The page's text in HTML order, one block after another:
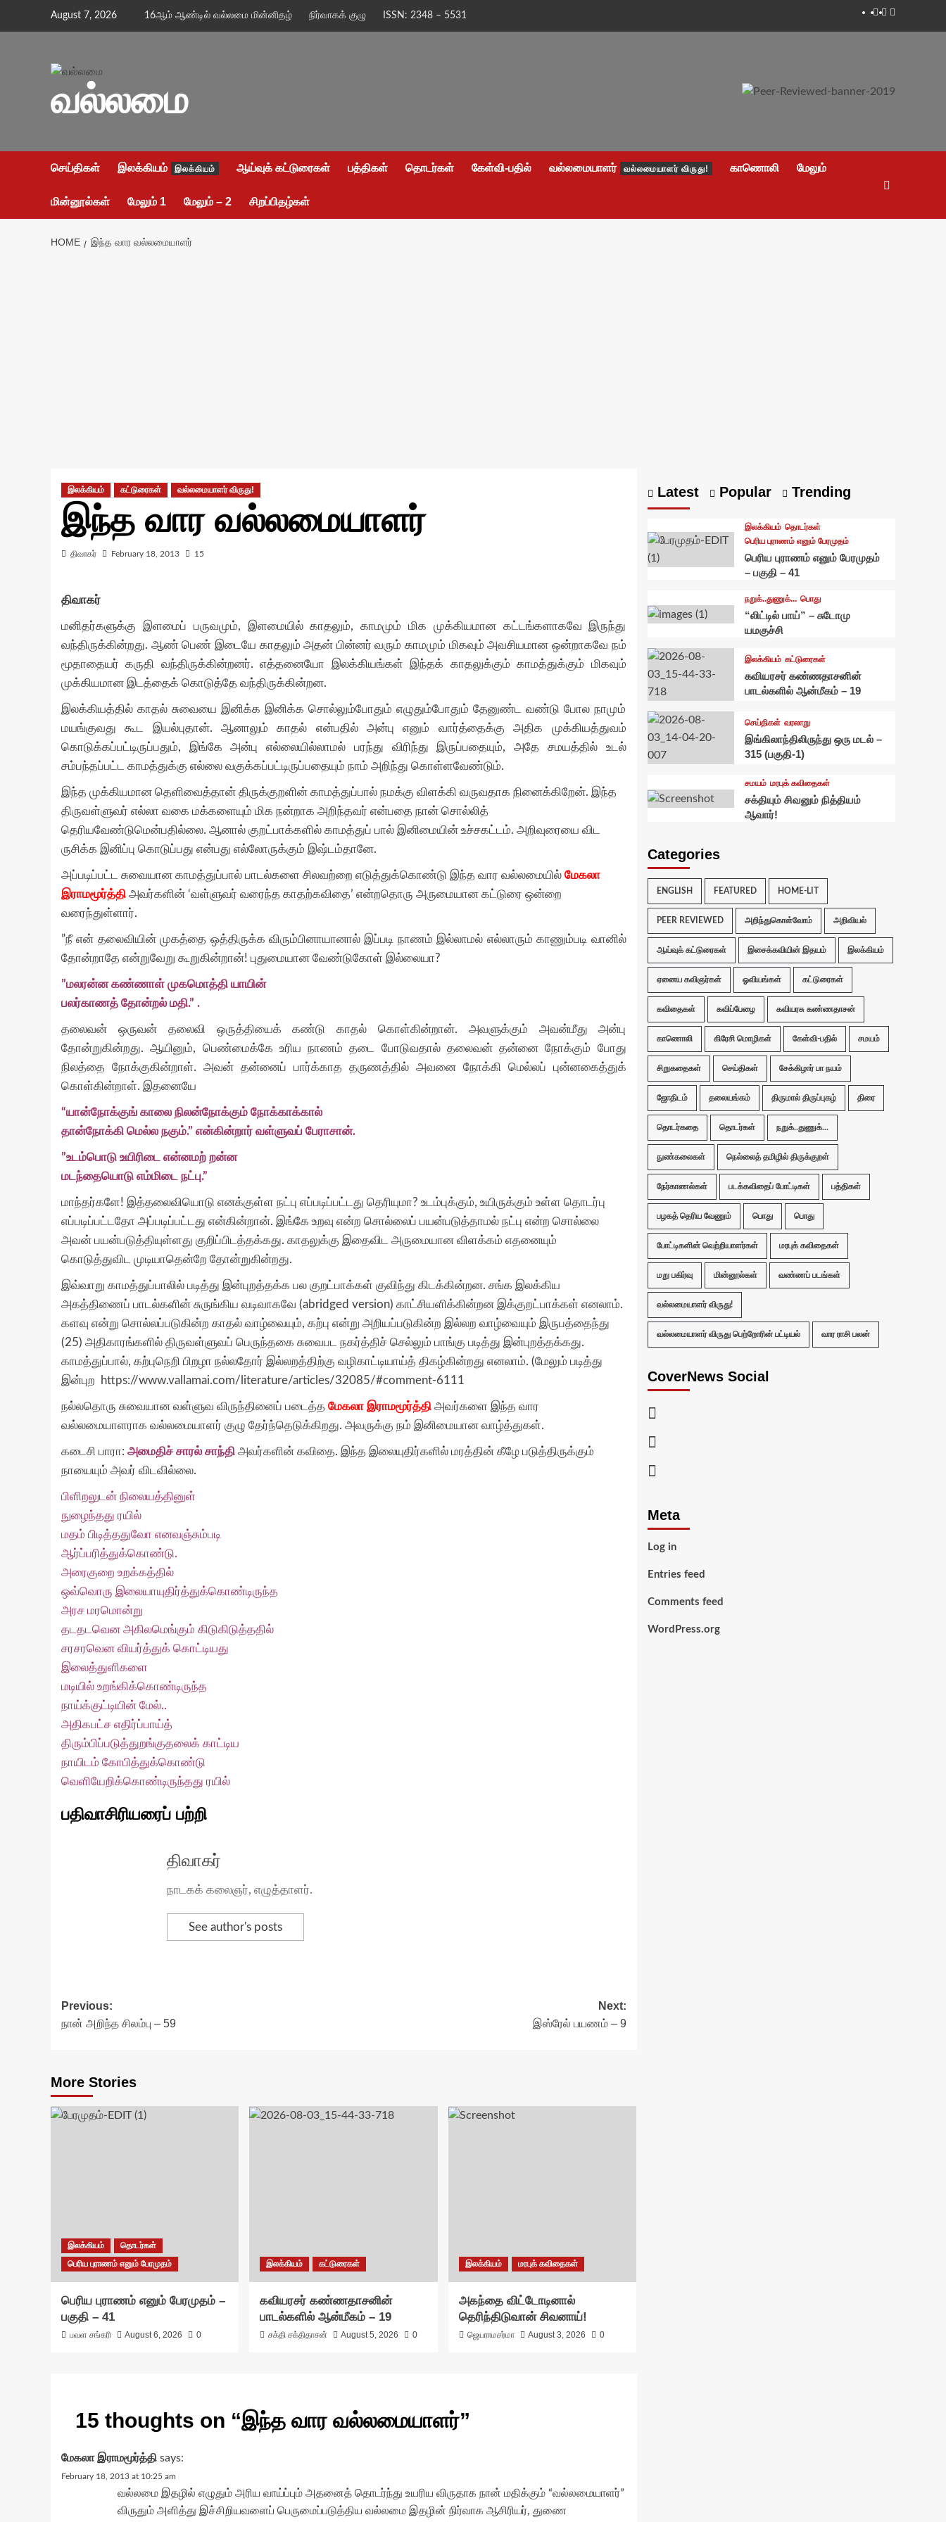
August 7, 2026 16ஆம் ஆண்டில் வல்லமை மின்னிதழ் நிர்வாகக் குழு ISSN: 2348 – 5531 Facebook
Twitter
Youtube
வல்லமை
செய்திகள் இலக்கியம் இலக்கியம் ஆய்வுக் கட்டுரைகள் பத்திகள் தொடர்கள் கேள்வி-பதில் வல்லமையாளர் வல்லமையாளர் விருது! காணொலி மேலும்
மின்னூல்கள் மேலும் 1 மேலும் – 2 சிறப்பிதழ்கள்
HOME இந்த வார வல்லமையாளர்
இலக்கியம் கட்டுரைகள் வல்லமையாளர் விருது!
இந்த வார வல்லமையாளர்
திவாகர் February 18, 2013 15
திவாகர்
மனிதர்களுக்கு இளமைப் பருவமும், இளமையில் காதலும், காமமும் மிக முக்கியமான கட்டங்களாகவே இருந்து
வந்திருக்கின்றது. ஆண் பெண் இடையே காதலும் அதன் பின்னர் வரும் காமமும் மிகவும் அவசியமான ஒன்றாகவே நம்
மூதாதையர் கருதி வந்திருக்கின்றனர். எத்தனையோ இலக்கியங்கள் இந்தக் காதலுக்கும் காமத்துக்கும் மிகவும்
முக்கியமான இடத்தைக் கொடுத்தே வந்திருக்கின்றன.
இலக்கியத்தில் காதல் சுவையை இனிக்க இனிக்க சொல்லும்போதும் எழுதும்போதும் தேனுண்ட வண்டு போல நாமும்
மயங்குவது கூட இயல்புதான். ஆனாலும் காதல் என்பதில் அன்பு எனும் வார்த்தைக்கு அதிக முக்கியத்துவம்
கொடுக்கப்பட்டிருப்பதும், இங்கே அன்பு எல்லையில்லாமல் பரந்து விரிந்து இருப்பதையும், அதே சமயத்தில் உடல்
சம்பந்தப்பட்ட காமத்துக்கு எல்லை வகுக்கப்பட்டிருப்பதையும் நாம் அறிந்து கொள்ளவேண்டும்.
இந்த முக்கியமான தெளிவைத்தான் திருக்குறளின் காமத்துப்பால் நமக்கு விளக்கி வருவதாக நினைக்கிறேன். இந்த
திருவள்ளுவர் எல்லா வகை மக்களையும் மிக நன்றாக அறிந்தவர் என்பதை நான் சொல்லித்
தெரியவேண்டுமென்பதில்லை. ஆனால் குறட்பாக்களில் காமத்துப் பால் இனிமையின் உச்சகட்டம். அறிவுரையை விட
ருசிக்க இனிப்பு கொடுப்பது என்பது எல்லோருக்கும் இஷ்டம்தானே.
அப்படிப்பட்ட சுவையான காமத்துப்பால் பாடல்களை சிலவற்றை எடுத்துக்கொண்டு இந்த வார வல்லமையில் மேகலா
இராமமூர்த்தி அவர்களின் ‘வள்ளுவர் வரைந்த காதற்கவிதை’ என்றதொரு அருமையான கட்டுரை ஒன்றை
வரைந்துள்ளார்.
”நீ என் தலைவியின் முகத்தை ஒத்திருக்க விரும்பினாயானால் இப்படி நாணம் இல்லாமல் எல்லாரும் காணும்படி வானில்
தோன்றாதே என்றுவேறு கூறுகின்றான்! புதுமையான வேண்டுகோள் இல்லையா?
”மலரன்ன கண்ணாள் முகமொத்தி யாயின்
பலர்காணத் தோன்றல் மதி.” .
தலைவன் ஒருவன் தலைவி ஒருத்தியைக் கண்டு காதல் கொள்கின்றான். அவளுக்கும் அவன்மீது அன்பு
தோன்றுகின்றது. ஆயினும், பெண்மைக்கே உரிய நாணம் தடை போடுவதால் தலைவன் தன்னை நோக்கும் போது
நிலத்தை நோக்குகின்றாள். அவன் தன்னைப் பார்க்காத தருணத்தில் அவனை நோக்கி மெல்லப் புன்னகைத்துக்
கொள்கின்றாள். இதனையே
“யான்நோக்குங் காலை நிலன்நோக்கும் நோக்காக்கால்
தான்நோக்கி மெல்ல நகும்.” என்கின்றார் வள்ளுவப் பேராசான்.
”உடம்பொடு உயிரிடை என்னமற் றன்ன
மடந்தையொடு எம்மிடை நட்பு.”
மாந்தர்களே! இத்தலைவியொடு எனக்குள்ள நட்பு எப்படிப்பட்டது தெரியுமா? உடம்புக்கும், உயிருக்கும் உள்ள தொடர்பு
எப்படிப்பட்டதோ அப்படிப்பட்டது என்கின்றான். இங்கே உறவு என்ற சொல்லைப் பயன்படுத்தாமல் நட்பு என்ற சொல்லை
அவன் பயன்படுத்தியுள்ளது குறிப்பிடத்தக்கது. காதலுக்கு இதைவிட அருமையான விளக்கம் எதனையும்
கொடுத்துவிட முடியாதென்றே தோன்றுகின்றது.
இவ்வாறு காமத்துப்பாலில் படித்து இன்புறத்தக்க பல குறட்பாக்கள் குவிந்து கிடக்கின்றன. சங்க இலக்கிய
அகத்திணைப் பாடல்களின் சுருங்கிய வடிவாகவே (abridged version) காட்சியளிக்கின்றன இக்குறட்பாக்கள் எனலாம்.
களவு என்று சொல்லப்படுகின்ற காதல் வாழ்வையும், கற்பு என்று அறியப்படுகின்ற இல்லற வாழ்வையும் இருபத்தைந்து
(25) அதிகாரங்களில் திருவள்ளுவப் பெருந்தகை சுவைபட நகர்த்திச் செல்லும் பாங்கு படித்து இன்புறத்தக்கது.
காமத்துப்பால், கற்புநெறி பிறழா நல்லதோர் இல்லறத்திற்கு வழிகாட்டியாய்த் திகழ்கின்றது எனலாம். (மேலும் படித்து
இன்புற
https://www.vallamai.com/literature/articles/32085/#comment-6111
நல்லதொரு சுவையான வள்ளுவ விருந்தினைப் படைத்த மேகலா இராமமூர்த்தி அவர்களை இந்த வார
வல்லமையாளராக வல்லமையாளர் குழு தேர்ந்தெடுக்கிறது. அவருக்கு நம் இனிமையான வாழ்த்துகள்.
கடைசி பாரா: அமைதிச் சாரல் சாந்தி அவர்களின் கவிதை. இந்த இலையுதிர்களில் மரத்தின் கீழே படுத்திருக்கும்
நாயையும் அவர் விடவில்லை.
பிளிறலுடன் நிலையத்தினுள்
நுழைந்தது ரயில்
மதம் பிடித்ததுவோ எனவஞ்சும்படி
ஆர்ப்பரித்துக்கொண்டு.
அரைகுறை உறக்கத்தில்
ஒவ்வொரு இலையாயுதிர்த்துக்கொண்டிருந்த
அரச மரமொன்று
தடதடவென அகிலமெங்கும் கிடுகிடுத்ததில்
சரசரவென வியர்த்துக் கொட்டியது
இலைத்துளிகளை
மடியில் உறங்கிக்கொண்டிருந்த
நாய்க்குட்டியின் மேல்..
அதிகபட்ச எதிர்ப்பாய்த்
திரும்பிப்படுத்துறங்குதலைக் காட்டிய
நாயிடம் கோபித்துக்கொண்டு
வெளியேறிக்கொண்டிருந்தது ரயில்
பதிவாசிரியரைப் பற்றி
திவாகர்
நாடகக் கலைஞர், எழுத்தாளர்.
See author's posts
Post
navigation
Previous:
நான் அறிந்த சிலம்பு – 59
Next:
இஸ்ரேல் பயணம் – 9
More Stories
இலக்கியம்
தொடர்கள்
பெரிய புராணம் எனும் பேரமுதம்
பெரிய புராணம் எனும் பேரமுதம் –
பகுதி – 41
பவள சங்கரி August 6, 2026 0
இலக்கியம் கட்டுரைகள்
கவியரசர் கண்ணதாசனின்
பாடல்களில் ஆன்மீகம் – 19
சக்தி சக்திதாசன் August 5, 2026 0
இலக்கியம் மரபுக் கவிதைகள்
அகந்தை விட்டோடினால்
தெரிந்திடுவான் சிவனாய்!
ஜெயராமசர்மா August 3, 2026 0
15 thoughts on “இந்த வார வல்லமையாளர்”
மேகலா இராமமூர்த்தி says:
February 18, 2013 at 10:25 am
வல்லமை இதழில் எழுதும் அரிய வாய்ப்பும் அதனைத் தொடர்ந்து உயரிய விருதாக நான் மதிக்கும் “வல்லமையாளர்”
விருதும் அளித்து இச்சிறியவளைப் பெருமைப்படுத்திய வல்லமை இதழின் நிர்வாக ஆசிரியர், துணை
Latest Popular Trending
இலக்கியம் தொடர்கள்
பெரிய புராணம் எனும் பேரமுதம்
பெரிய புராணம் எனும் பேரமுதம்
– பகுதி – 41
நறுக்..துணுக்... பொது
“லிட்டில் பாய்” – சுடோமு
யமகுச்சி
இலக்கியம் கட்டுரைகள்
கவியரசர் கண்ணதாசனின்
பாடல்களில் ஆன்மீகம் – 19
செய்திகள் வரலாறு
இங்கிலாந்திலிருந்து ஒரு மடல் –
315 (பகுதி-1)
சமயம் மரபுக் கவிதைகள்
சக்தியும் சிவனும் நித்தியம்
ஆவார்!
Categories
ENGLISH FEATURED HOME-LIT
PEER REVIEWED அறிந்துகொள்வோம் அறிவியல்
ஆய்வுக் கட்டுரைகள் இசைக்கவியின் இதயம் இலக்கியம்
ஏனைய கவிஞர்கள் ஓவியங்கள் கட்டுரைகள்
கவிதைகள் கவிப்பேழை கவியரசு கண்ணதாசன்
காணொலி கிரேசி மொழிகள் கேள்வி-பதில் சமயம்
சிறுகதைகள் செய்திகள் சேக்கிழார் பா நயம்
ஜோதிடம் தலையங்கம் திருமால் திருப்புகழ் திரை
தொடர்கதை தொடர்கள் நறுக்..துணுக்...
நுண்கலைகள் நெல்லைத் தமிழில் திருக்குறள்
நேர்காணல்கள் படக்கவிதைப் போட்டிகள் பத்திகள்
பழகத் தெரிய வேணும் பொது பொது
போட்டிகளின் வெற்றியாளர்கள் மரபுக் கவிதைகள்
மறு பகிர்வு மின்னூல்கள் வண்ணப் படங்கள்
வல்லமையாளர் விருது!
வல்லமையாளர் விருது பெற்றோரின் பட்டியல் வார ராசி பலன்
CoverNews Social
Meta
Log in
Entries feed
Comments feed
WordPress.org